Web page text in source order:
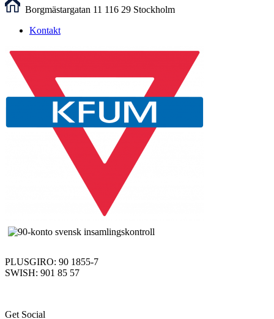
Borgmästargatan 11 116 29 Stockholm
Kontakt
PLUSGIRO: 90 1855-7
SWISH: 901 85 57
Get Social